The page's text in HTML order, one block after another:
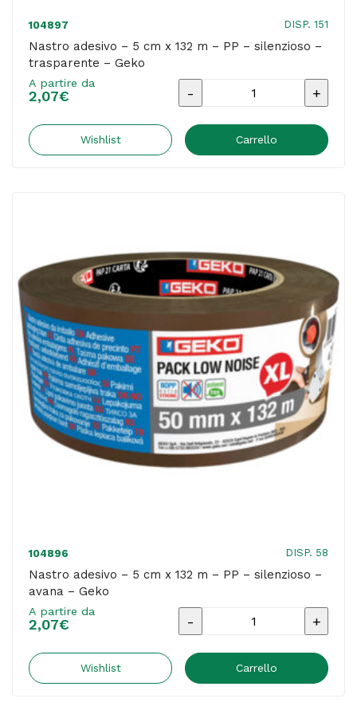
104897 DISP. 151
Nastro adesivo – 5 cm x 132 m – PP – silenzioso –
trasparente – Geko
A partire da
2,07€
Nastro
-
m
-
-
silenzioso
-
trasparente
-
Geko
quantità
Wishlist Carrello
104896 DISP. 58
Nastro adesivo – 5 cm x 132 m – PP – silenzioso –
avana – Geko
A partire da
2,07€
Nastro
-
Wishlist Carrello